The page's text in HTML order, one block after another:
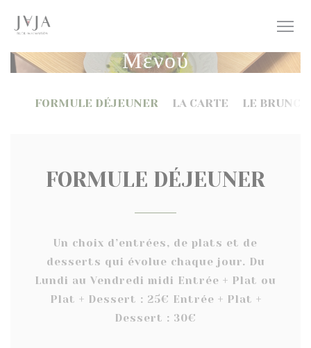
Μενού
FORMULE DÉJEUNER LA CARTE LE
FORMULE DÉJEUNER
Un choix d’entrées, de plats et de
desserts qui évolue chaque jour. Du
Lundi au Vendredi midi Entrée + Plat ou
Plat + Dessert : 25€ Entrée + Plat +
Dessert : 30€